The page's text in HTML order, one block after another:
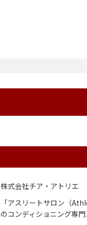
株式会社チア・アトリエ
「アスリートサロン（
のコンディショニング専